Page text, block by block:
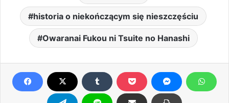
historia o niekończącym się nieszczęściu
Owaranai Fukou ni Tsuite no Hanashi